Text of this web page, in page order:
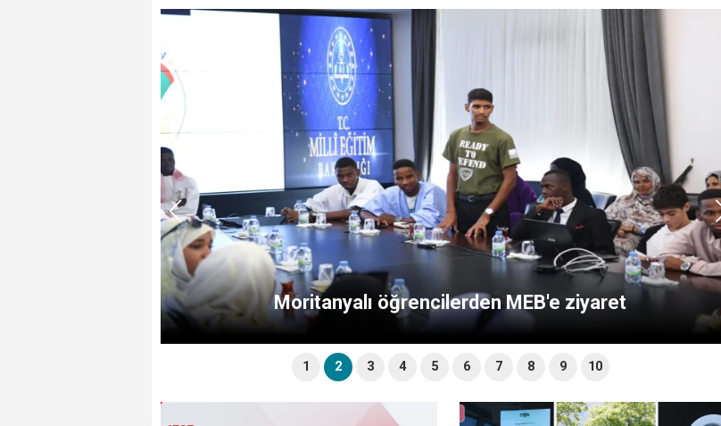
Moritanyalı öğrencilerden MEB'e ziyaret
1 2 3 4 5 6 7 8 9 10